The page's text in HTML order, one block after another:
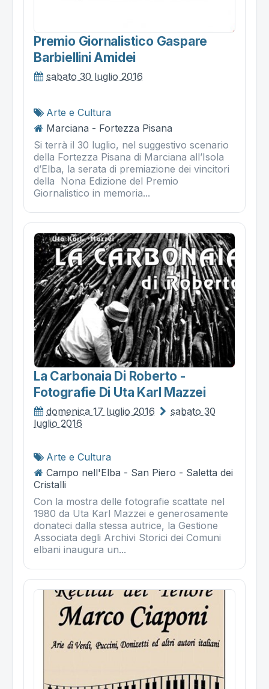
Premio Giornalistico Gaspare
Barbiellini Amidei
sabato 30 luglio 2016
Arte e Cultura
Marciana - Fortezza Pisana
Si terrà il 30 luglio, nel suggestivo scenario
della Fortezza Pisana di Marciana all’Isola
d’Elba, la serata di premiazione dei vincitori
della Nona Edizione del Premio
Giornalistico in memoria...
La Carbonaia Di Roberto -
Fotografie Di Uta Karl Mazzei
domenica 17 luglio 2016
sabato 30
luglio 2016
Arte e Cultura
Campo nell'Elba - San Piero - Saletta dei
Cristalli
Con la mostra delle fotografie scattate nel
1980 da Uta Karl Mazzei e generosamente
donateci dalla stessa autrice, la Gestione
Associata degli Archivi Storici dei Comuni
elbani inaugura un...